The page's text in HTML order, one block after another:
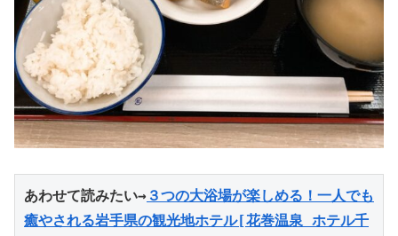
あわせて読みたい→ ３つの大浴場が楽しめる！一人でも
癒やされる岩手県の観光地ホテル[花巻温泉 ホテル千